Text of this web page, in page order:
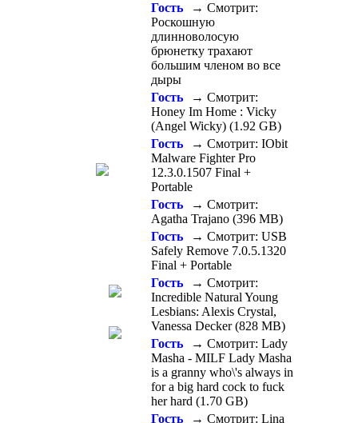
Гость
→ Смотрит:
Роскошную
длинноволосую
брюнетку трахают
большим членом во все
дыры
Гость
→ Смотрит:
Honey Im Home : Vicky
(Angel Wicky) (1.92 GB)
Гость
→ Смотрит: IObit
Malware Fighter Pro
12.3.0.1507 Final +
Portable
Гость
→ Смотрит:
Agatha Trajano (396 MB)
Гость
→ Смотрит: USB
Safely Remove 7.0.5.1320
Final + Portable
Гость
→ Смотрит:
Incredible Natural Young
Lesbians: Alexis Crystal,
Vanessa Decker (828 MB)
Гость
→ Смотрит: Lady
Masha - MILF Lady Masha
is a granny who\'s always in
for a big hard cock to fuck
her hard (1.70 GB)
Гость
→ Смотрит: Lina